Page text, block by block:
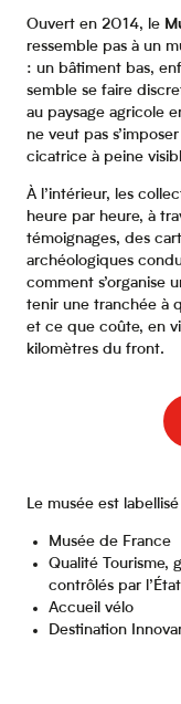
Ouvert en 2014, le
ressemble pas à un
: un bâtiment bas,
semble se faire
au paysage agricole
ne veut pas
cicatrice à peine
À l’intérieur, les
heure par heure, à
témoignages, des
archéologiques
comment s’organise
tenir une tranchée à
et ce que coûte, en
kilomètres du front.
Le musée est
Musée de France
Qualité Tourisme,
contrôlés par
Accueil vélo
Destination